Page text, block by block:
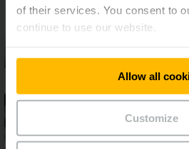
of their services. You consent to
continue to use our website.
Allow all
Customize